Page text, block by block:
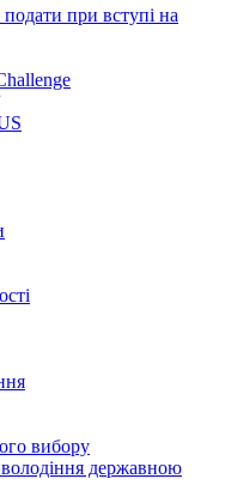
при вступі на
вибору
володіння державною